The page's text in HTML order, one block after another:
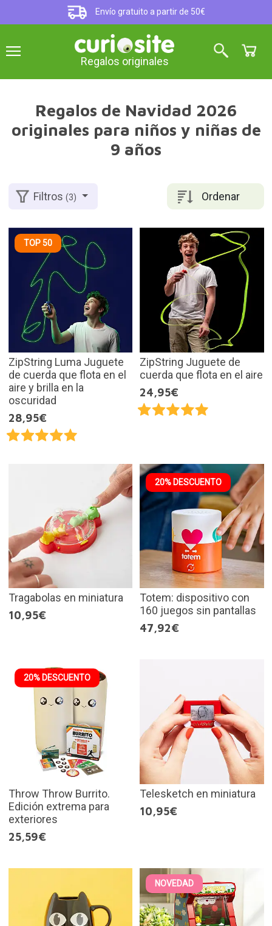
Envío gratuito a partir de 50€
Regalos originales
Regalos de Navidad 2026
originales para niños y niñas de
9 años
Ordenar
Filtros(3)
TOP 50
ZipString Luma Juguete
de cuerda que flota en el
aire y brilla en la
oscuridad
28,95€
ZipString Juguete de
cuerda que flota en el aire
24,95€
Tragabolas en miniatura
10,95€
20% DESCUENTO
Totem: dispositivo con
160 juegos sin pantallas
47,92€
20% DESCUENTO
Throw Throw Burrito.
Edición extrema para
exteriores
25,59€
Telesketch en miniatura
10,95€
NOVEDAD